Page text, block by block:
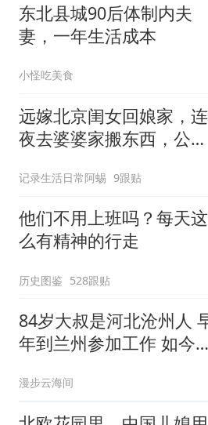
东北县城90后体制内夫
妻，一年生活成本
小怪吃美食
远嫁北京闺女回娘家，连
夜去婆婆家搬东西，公公
记录生活日常阿蜴 9跟贴
他们不用上班吗？每天这
么有精神的行走
历史图鉴 528跟贴
84岁大叔是河北沧州人 早
年到兰州参加工作 如今安
漫步云海间